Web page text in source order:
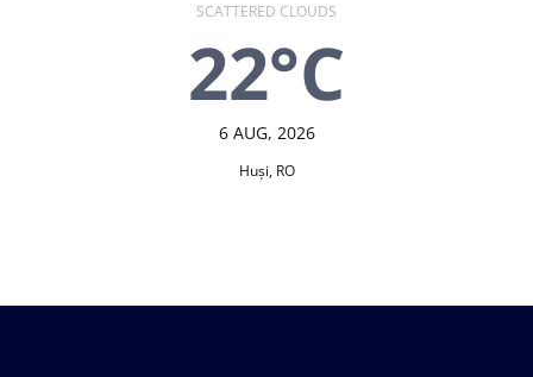
SCATTERED CLOUDS
22°C
6 AUG, 2026
Huşi, RO